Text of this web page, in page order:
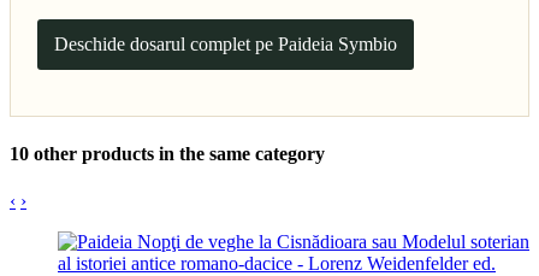
Deschide dosarul complet pe Paideia Symbio
10 other products in the same category
‹ ›